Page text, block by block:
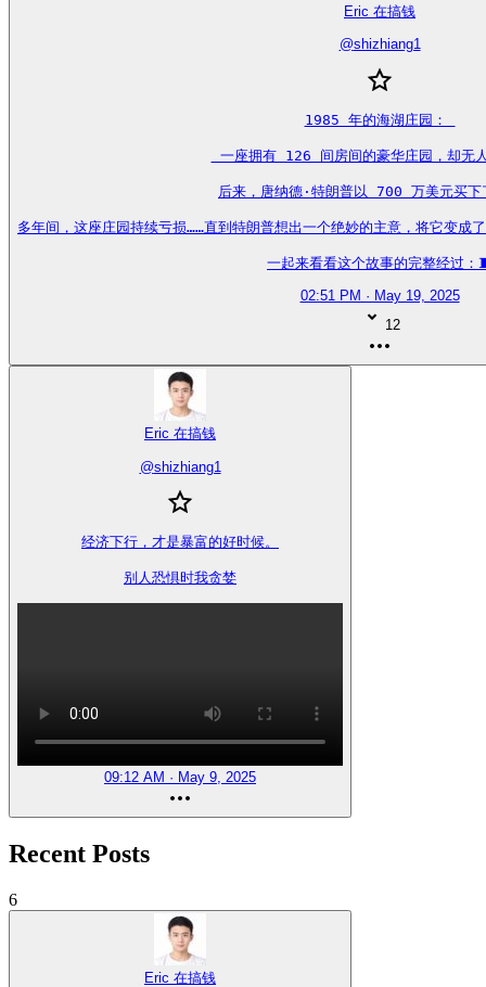
Eric 在搞钱
@shizhiang1
1985 年的海湖庄园：
一座拥有 126 间房间的豪华庄园，却
后来，唐纳德·特朗普以 700 万美元买
多年间，这座庄园持续亏损……直到特朗普想出一个绝妙的主意，将它
一起来看看这个故事的完整经过：
02:51 PM · May 19, 2025
12
Eric 在搞钱
@shizhiang1
经济下行，才是暴富的好时候。
别人恐惧时我贪婪
09:12 AM · May 9, 2025
Recent Posts
6
Eric 在搞钱